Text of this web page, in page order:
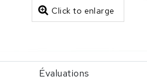
Click to enlarge
Évaluations